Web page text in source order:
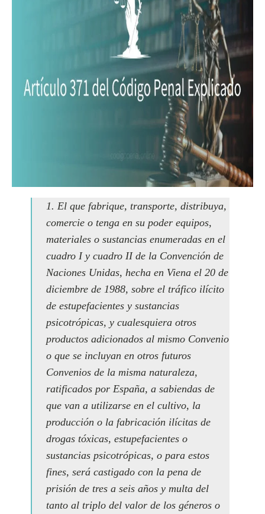
1. El que fabrique, transporte, distribuya,
comercie o tenga en su poder equipos,
materiales o sustancias enumeradas en el
cuadro I y cuadro II de la Convención de
Naciones Unidas, hecha en Viena el 20 de
diciembre de 1988, sobre el tráfico ilícito
de estupefacientes y sustancias
psicotrópicas, y cualesquiera otros
productos adicionados al mismo Convenio
o que se incluyan en otros futuros
Convenios de la misma naturaleza,
ratificados por España, a sabiendas de
que van a utilizarse en el cultivo, la
producción o la fabricación ilícitas de
drogas tóxicas, estupefacientes o
sustancias psicotrópicas, o para estos
fines, será castigado con la pena de
prisión de tres a seis años y multa del
tanto al triplo del valor de los géneros o